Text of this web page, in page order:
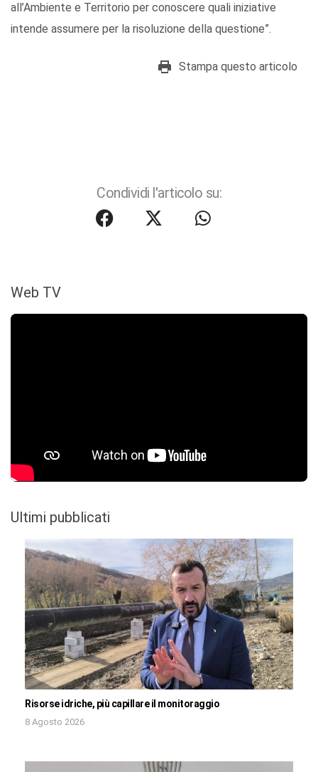
all’Ambiente e Territorio per conoscere quali iniziative
intende assumere per la risoluzione della questione”.
Stampa questo articolo
Condividi l'articolo su:
Web TV
Ultimi pubblicati
Risorse idriche, più capillare il monitoraggio
8 Agosto 2026